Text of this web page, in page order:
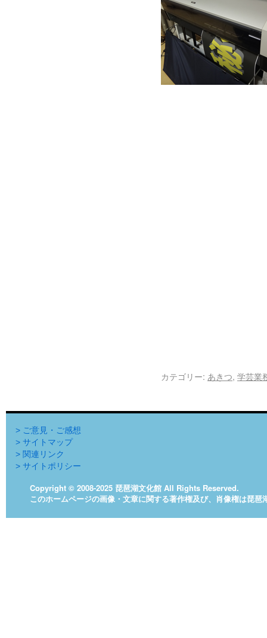
カテゴリー: あきつ, 学芸業
> ご意見・ご感想
> サイトマップ
> 関連リンク
> サイトポリシー
Copyright © 2008-2025 琵琶湖文化館 All Rights Reserved.
このホームページの画像・文章に関する著作権及び、肖像権は琵